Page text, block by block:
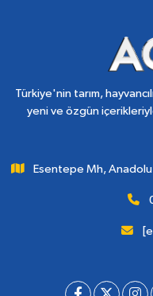
Türkiye'nin tarım,
yeni ve özgün
Esentepe Mh,